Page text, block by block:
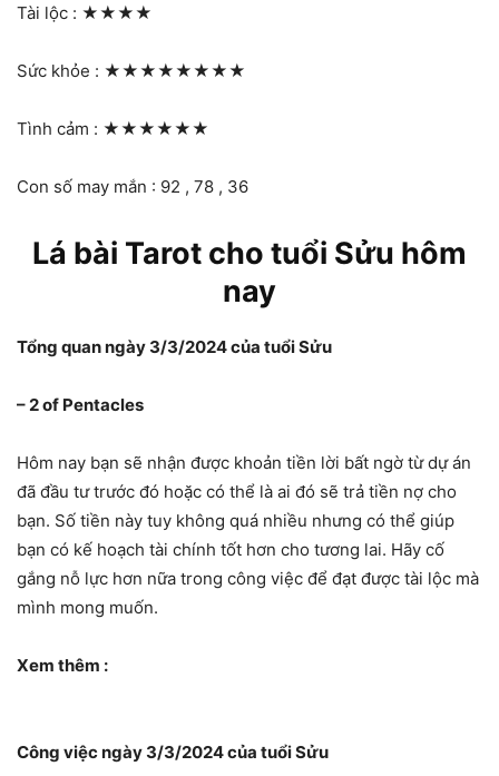
Tài lộc : ★★★★
Sức khỏe : ★★★★★★★★
Tình cảm : ★★★★★★
Con số may mắn : 92 , 78 , 36
Lá bài Tarot cho tuổi Sửu hôm
nay
Tổng quan ngày 3/3/2024 của tuổi Sửu
– 2 of Pentacles
Hôm nay bạn sẽ nhận được khoản tiền lời bất ngờ từ dự án
đã đầu tư trước đó hoặc có thể là ai đó sẽ trả tiền nợ cho
bạn. Số tiền này tuy không quá nhiều nhưng có thể giúp
bạn có kế hoạch tài chính tốt hơn cho tương lai. Hãy cố
gắng nỗ lực hơn nữa trong công việc để đạt được tài lộc mà
mình mong muốn.
Xem thêm :
Công việc ngày 3/3/2024 của tuổi Sửu